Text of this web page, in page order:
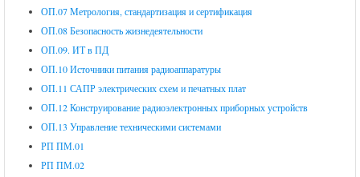
ОП.07 Метрология, стандартизация и сертификация
ОП.08 Безопасность жизнедеятельности
ОП.09. ИТ в ПД
ОП.10 Источники питания радиоаппаратуры
ОП.11 САПР электрических схем и печатных плат
ОП.12 Конструирование радиоэлектронных приборных устройств
ОП.13 Управление техническими системами
РП ПМ.01
РП ПМ.02